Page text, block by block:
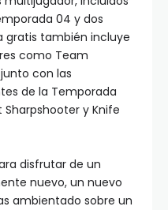
04 y dos
gratis también incluye
como Team
con las
de la Temporada
y Knife
disfrutar de un
nuevo, un nuevo
ambientado sobre un